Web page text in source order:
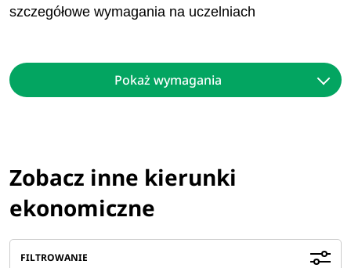
szczegółowe wymagania na uczelniach
Pokaż wymagania
Zobacz inne kierunki
ekonomiczne
FILTROWANIE